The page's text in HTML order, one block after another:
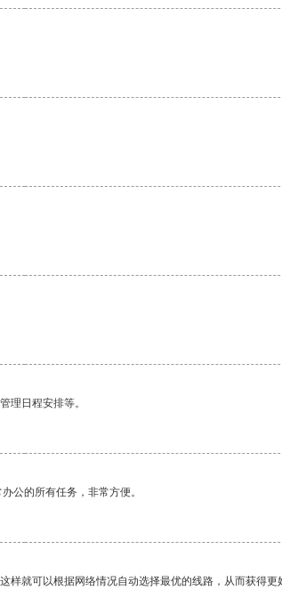
理日程安排等。
公的所有任务，非常方便。
就可以根据网络情况自动选择最优的线路，从而获得更